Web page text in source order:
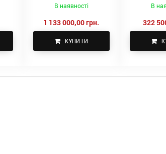
В наявності
1 133 000,00 грн.
КУПИТИ
В
322